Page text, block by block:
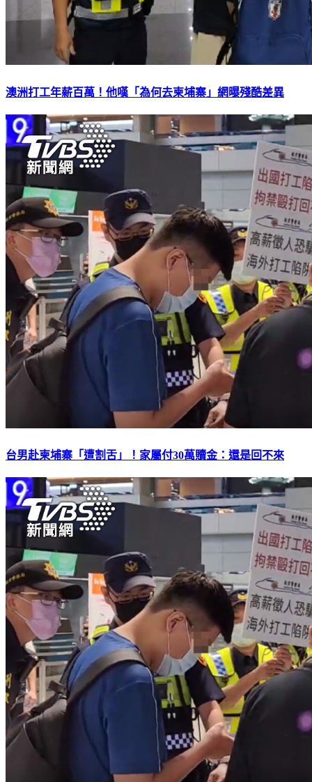
澳洲打工年薪百萬！他嘆「為何去柬埔寨」網曝殘酷差異
台男赴柬埔寨「遭割舌」！家屬付30萬贖金：還是回不來